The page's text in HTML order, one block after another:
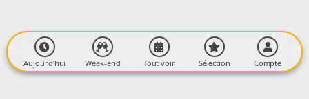
Aujourd’hui Week-end Tout voir Sélection Compte